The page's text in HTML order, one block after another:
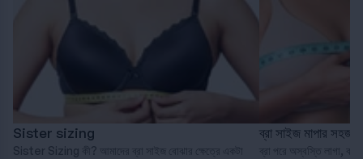
Sister sizing
Sister Sizing কী? আমাদের ব্রা সাইজ বোঝার ক্ষেত্রে একটা
ব্রা সাইজ মাপার সহজ
ব্রা পরে অস্বস্তি লাগা,